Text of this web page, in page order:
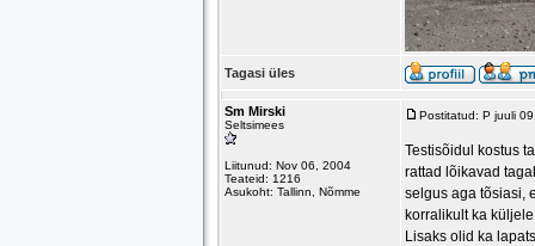
Tagasi üles
Sm Mirski
Seltsimees
Liitunud: Nov 06, 2004
Teateid: 1216
Asukoht: Tallinn, Nõmme
Postitatud: P juuli
Testisõidul kostus
rattad lõikavad
selgus aga tõsiasi,
korralikult ka
Lisaks olid ka